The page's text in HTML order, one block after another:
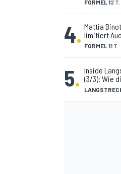
FORMEL 12 T.
4. FORMEL 11 T.
Mattia
limitiert
5. Inside
(3/3): Wie